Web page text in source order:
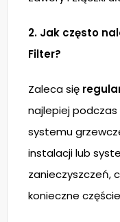
2. Jak często
Filter?
Zaleca się
najlepiej
systemu
instalacji lub
zanieczyszczeń,
konieczne